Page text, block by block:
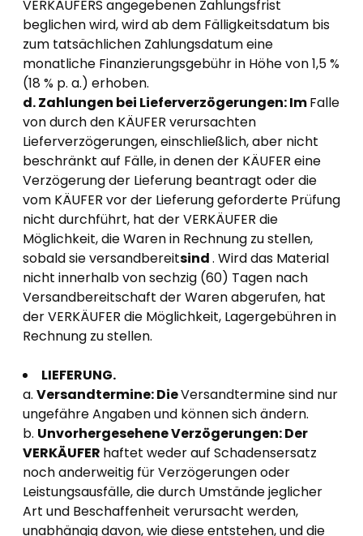
VERKÄUFERS angegebenen Zahlungsfrist
beglichen wird, wird ab dem Fälligkeitsdatum bis
zum tatsächlichen Zahlungsdatum eine
monatliche Finanzierungsgebühr in Höhe von 1,5 %
(18 % p. a.) erhoben.
d. Zahlungen bei Lieferverzögerungen: ImFalle
von durch den KÄUFER verursachten
Lieferverzögerungen, einschließlich, aber nicht
beschränkt auf Fälle, in denen der KÄUFER eine
Verzögerung der Lieferung beantragt oder die
vom KÄUFER vor der Lieferung geforderte Prüfung
nicht durchführt, hat der VERKÄUFER die
Möglichkeit, die Waren in Rechnung zu stellen,
sobald sie versandbereitsind. Wird das Material
nicht innerhalb von sechzig (60) Tagen nach
Versandbereitschaft der Waren abgerufen, hat
der VERKÄUFER die Möglichkeit, Lagergebühren in
Rechnung zu stellen.
LIEFERUNG.
a. Versandtermine: DieVersandtermine sind nur
ungefähre Angaben und können sich ändern.
b. Unvorhergesehene Verzögerungen: Der
VERKÄUFER haftet weder auf Schadensersatz
noch anderweitig für Verzögerungen oder
Leistungsausfälle, die durch Umstände jeglicher
Art und Beschaffenheit verursacht werden,
unabhängig davon, wie diese entstehen, und die